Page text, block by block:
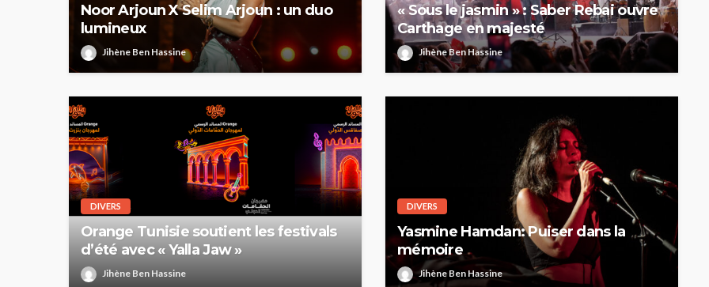
Noor Arjoun X Selim Arjoun : un duo
lumineux
Jihène Ben Hassine
« Sous le jasmin » : Saber Rebai ouvre
Carthage en majesté
Jihène Ben Hassine
DIVERS
Orange Tunisie soutient les festivals
d’été avec « Yalla Jaw »
Jihène Ben Hassine
DIVERS
Yasmine Hamdan: Puiser dans la
mémoire
Jihène Ben Hassine